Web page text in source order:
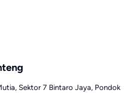
Sektor 7 Bintaro Jaya, Pondok